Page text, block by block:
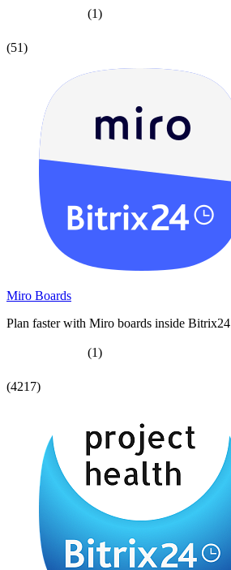
(1)
(51)
Miro Boards
Plan faster with Miro boards inside Bitrix24
(1)
(4217)